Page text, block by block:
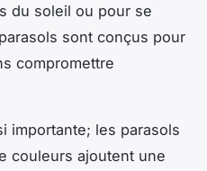
du soleil ou pour se
sont conçus pour
compromettre
importante; les parasols
couleurs ajoutent une